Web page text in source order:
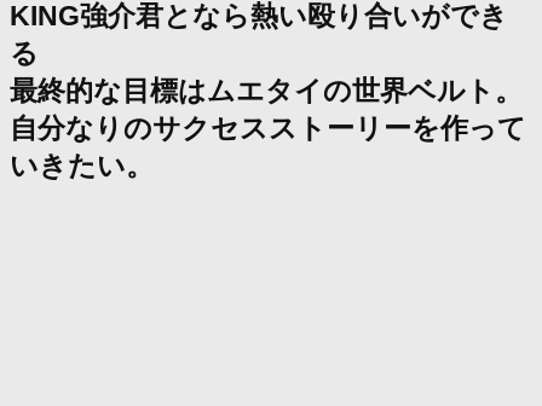
KING強介君となら熱い殴り合いができ
る
最終的な目標はムエタイの世界ベルト。
自分なりのサクセスストーリーを作って
いきたい。